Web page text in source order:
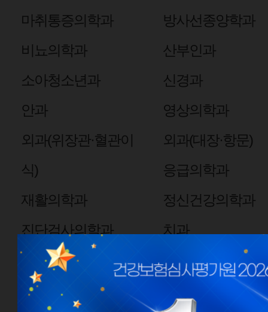
마취통증의학과
방사선종양학과
비뇨의학과
산부인과
소아청소년과
신경과
안과
영상의학과
외과(위장관·혈관이
식)
외과(대장·항문)
응급의학과
재활의학과
정신건강의학과
진단검사의학과
치과
핵의학과
심장혈관흉부외과